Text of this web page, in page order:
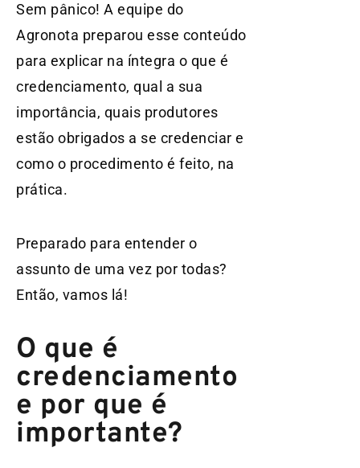
Sem pânico! A equipe do
Agronota preparou esse conteúdo
para explicar na íntegra o que é
credenciamento, qual a sua
importância, quais produtores
estão obrigados a se credenciar e
como o procedimento é feito, na
prática.
Preparado para entender o
assunto de uma vez por todas?
Então, vamos lá!
O que é
credenciamento
e por que é
importante?